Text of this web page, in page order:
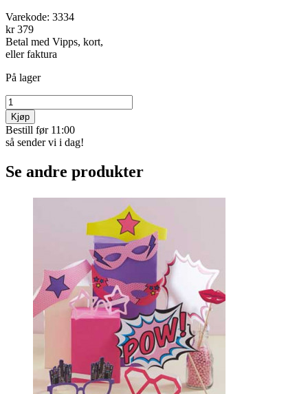
Varekode: 3334
kr 379
Betal med Vipps, kort,
eller faktura
På lager
Kjøp
Bestill før 11:00
så sender vi i dag!
Se andre produkter